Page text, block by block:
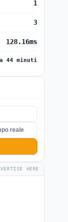
1
3
128.16ms
44 minuti
reale
HERE